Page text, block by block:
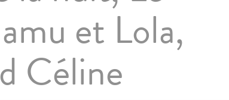
et Lola,
Céline